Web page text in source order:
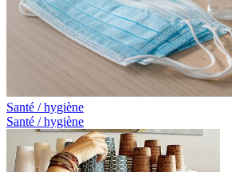
Santé / hygiène
Santé / hygiène